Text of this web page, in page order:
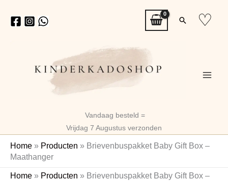
naar
Zoeken
♡
Vandaag besteld =
Vrijdag 7 Augustus verzonden
Home » Producten » Brievenbuspakket Baby Gift Box –
Maathanger
Home » Producten » Brievenbuspakket Baby Gift Box –
Brievenbuspakket